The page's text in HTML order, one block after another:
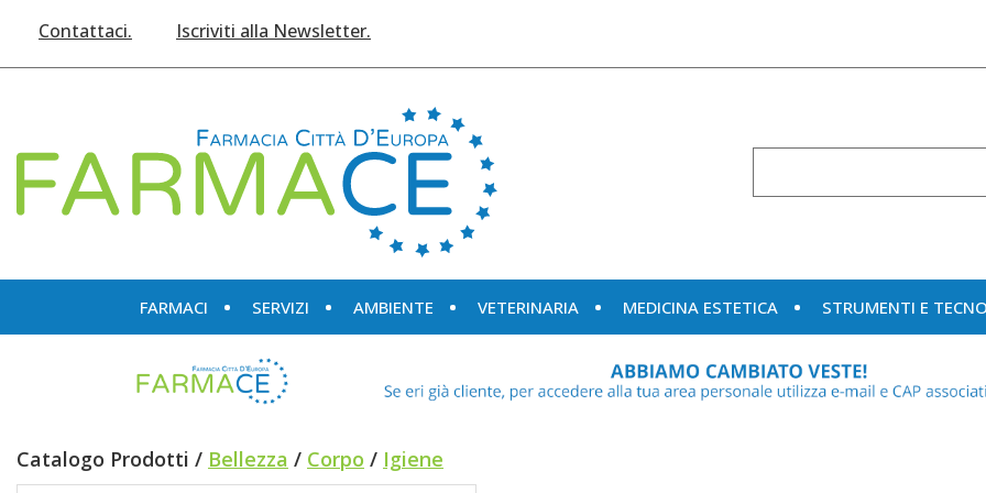
principale
Contattaci. Iscriviti alla Newsletter.
FARMACI SERVIZI AMBIENTE VETERINARIA MEDICINA ESTETICA STRUMENTI E
Catalogo Prodotti / Bellezza / Corpo / Igiene